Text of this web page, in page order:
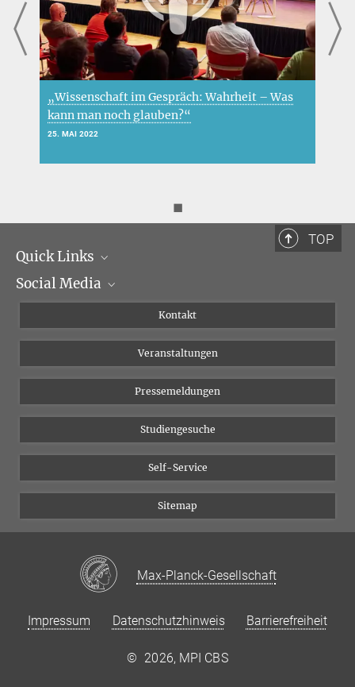
„Wissenschaft im Gespräch: Wahrheit – Was
kann man noch glauben?“
25. MAI 2022
◼
TOP
Quick Links
Institutsleitung
Social Media
Bluesky
YouTube
Kontakt
Veranstaltungen
Pressemeldungen
Studiengesuche
Self-Service
Sitemap
Max-Planck-Gesellschaft
Impressum Datenschutzhinweis Barrierefreiheit
© 2026, MPI CBS